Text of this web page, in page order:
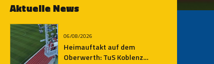
Aktuelle News
06/08/2026
Heimauftakt auf dem
Oberwerth: TuS Koblenz